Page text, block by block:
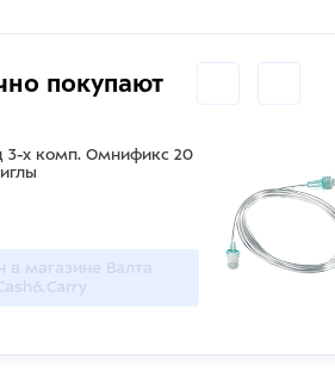
покупают
3-х комп. Омнификс 20
в магазине Валта